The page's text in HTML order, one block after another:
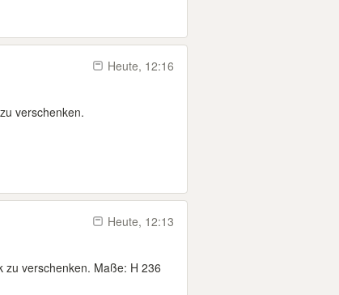
Heute, 12:16
verschenken.
Heute, 12:13
zu verschenken. Maße: H 236